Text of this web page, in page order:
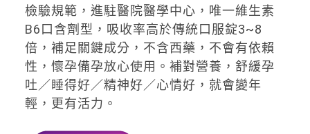
檢驗規範，進駐醫院醫學中心，唯一維生素
B6口含劑型，吸收率高於傳統口服錠3~8
倍，補足關鍵成分，不含西藥，不會有依賴
性，懷孕備孕放心使用。補對營養，舒緩孕
吐／睡得好／精神好／心情好，就會變年
輕，更有活力。